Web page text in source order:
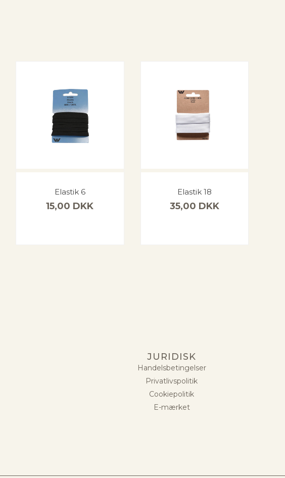
Elastik 6
15,00 DKK
Elastik 18
35,00 DKK
JURIDISK
Handelsbetingelser
Privatlivspolitik
Cookiepolitik
E-mærket